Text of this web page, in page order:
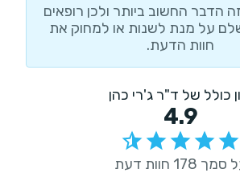
הדבר החשוב ביותר ולכן רופאים
על מנת לשנות או למחוק את
חוות הדעת.
כולל של ד"ר ג'רי כהן
4.9
178 חוות דעת